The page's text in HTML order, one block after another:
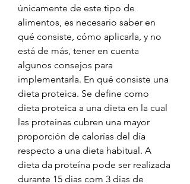
únicamente de este tipo de
alimentos, es necesario saber en
qué consiste, cómo aplicarla, y no
está de más, tener en cuenta
algunos consejos para
implementarla. En qué consiste una
dieta proteica. Se define como
dieta proteica a una dieta en la cual
las proteínas cubren una mayor
proporción de calorías del día
respecto a una dieta habitual. A
dieta da proteína pode ser realizada
durante 15 dias com 3 dias de